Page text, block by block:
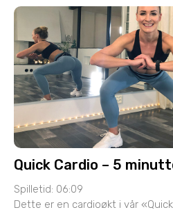
Quick Cardio – 5
Spilletid: 06:09
Dette er en cardioøkt i vår